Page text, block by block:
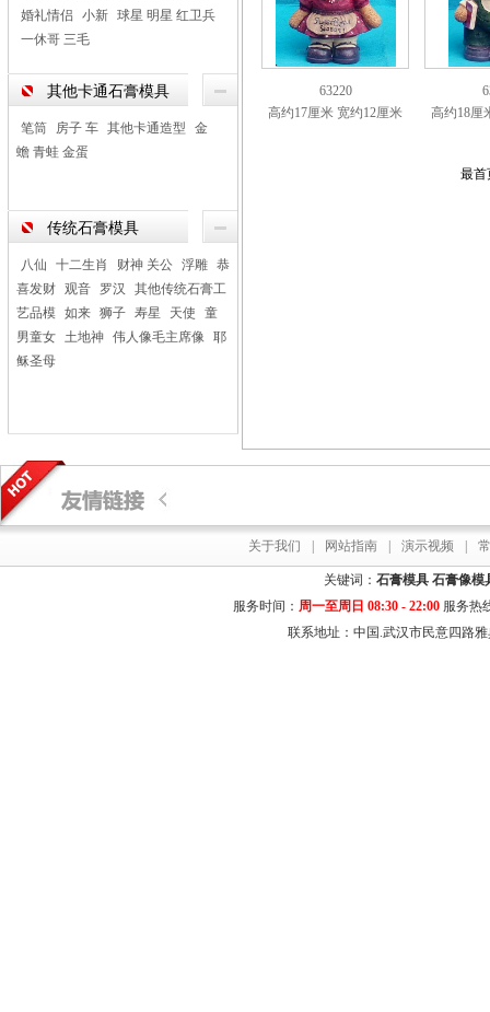
婚礼情侣
小新 球星 明星 红卫兵
一休哥 三毛
其他卡通石膏模具
笔筒 房子 车 其他卡通造型
金
蟾 青蛙 金蛋
传统石膏模具
八仙 十二生肖 财神 关公 浮雕 恭
喜发财 观音 罗汉
其他传统石膏工
艺品模 如来 狮子 寿星 天使
童
男童女 土地神 伟人像毛主席像 耶
稣圣母
63220
高约17厘米 宽约12厘米
高约18厘
最首
关于我们 网站指南 演示视频
关键词： 石膏模具 石膏像模
服务时间： 周一至周日 08:30 - 22:00服务热
联系地址：中国.武汉市民意四路雅